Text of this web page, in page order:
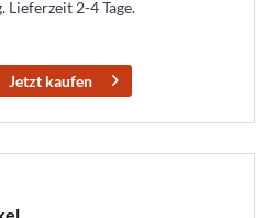
2-4 Tage.
Jetzt kaufen